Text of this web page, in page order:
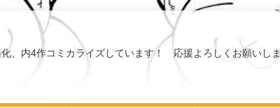
、内4作コミカライズしています！ 応援よろしくお願いしま